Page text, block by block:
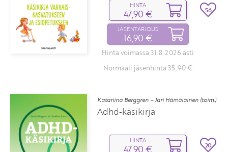
HINTA
47,90 €
JÄSENTARJOUS
16,90 €
Hinta voimassa 31.8.2026 asti
Normaali jäsenhinta 35,90 €
56
Katariina Berggren – Jari Hämäläinen (toim.)
Adhd‑käsikirja
HINTA
47,90 € 20